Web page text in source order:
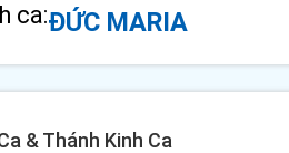
ca:ĐỨC MARIA
& Thánh Kinh Ca